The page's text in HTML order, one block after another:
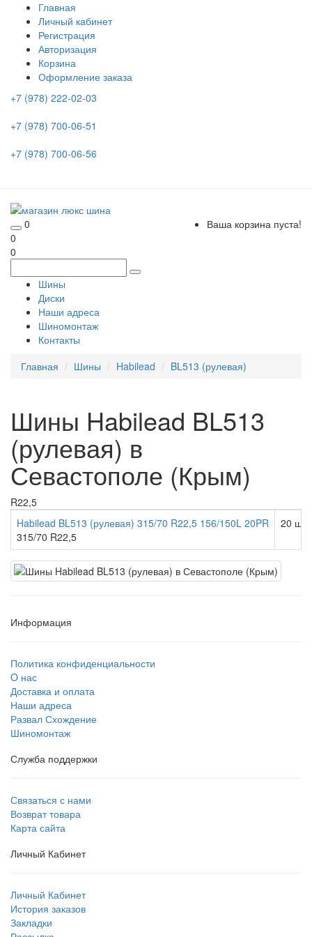
Главная
Личный кабинет
Регистрация
Авторизация
Корзина
Оформление заказа
+7 (978) 222-02-03
+7 (978) 700-06-51
+7 (978) 700-06-56
0
Ваша корзина пуста!
0
0
Шины
Диски
Наши адреса
Шиномонтаж
Контакты
Главная
Шины Habilead BL513 (рулевая)
Шины Habilead BL513
(рулевая) в
Севастополе (Крым)
R22,5
Habilead BL513 (рулевая) 315/70 R22,5 156/150L 20PR
315/70 R22,5
20 шт.
Информация
Политика конфиденциальности
O нас
Доставка и оплата
Наши адреса
Развал Схождение
Шиномонтаж
Служба поддержки
Связаться с нами
Возврат товара
Карта сайта
Личный Кабинет
Личный Кабинет
История заказов
Закладки